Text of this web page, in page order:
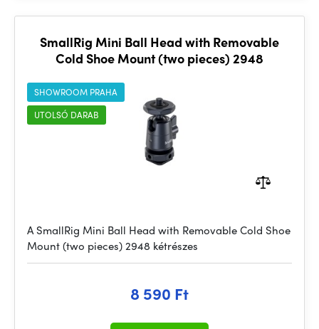
SmallRig Mini Ball Head with Removable
Cold Shoe Mount (two pieces) 2948
SHOWROOM PRAHA
UTOLSÓ DARAB
A SmallRig Mini Ball Head with Removable Cold Shoe
Mount (two pieces) 2948 kétrészes
8 590 Ft